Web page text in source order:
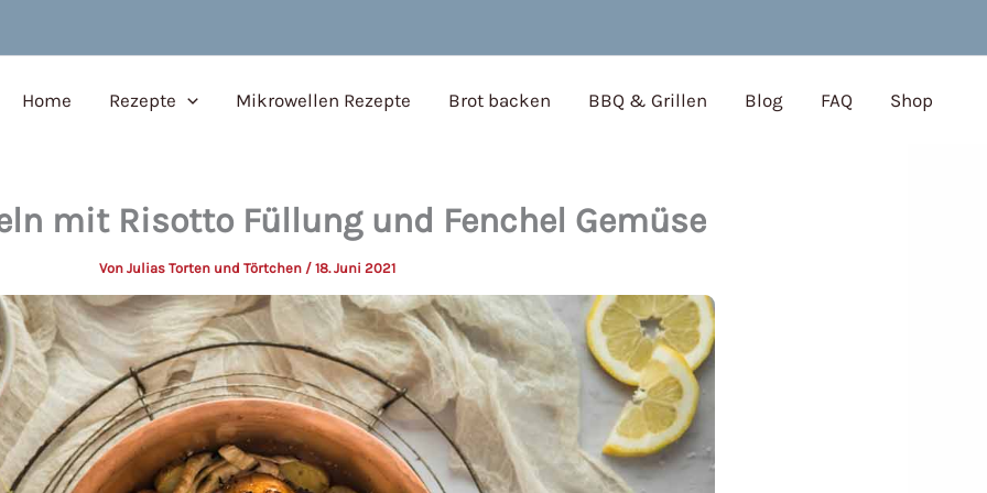
Home
Rezepte Mikrowellen Rezepte Brot backen BBQ & Grillen Blog FAQ Shop
mit Risotto Füllung und Fenchel Gemüse
Von Julias Torten und Törtchen / 18. Juni 2021